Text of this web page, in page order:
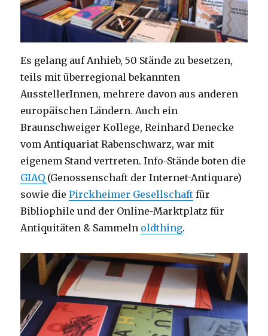
Es gelang auf Anhieb, 50 Stände zu besetzen,
teils mit überregional bekannten
AusstellerInnen, mehrere davon aus anderen
europäischen Ländern. Auch ein
Braunschweiger Kollege, Reinhard Denecke
vom Antiquariat Rabenschwarz, war mit
eigenem Stand vertreten. Info-Stände boten die
GIAQ (Genossenschaft der Internet-Antiquare)
sowie diePirckheimer Gesellschaft für
Bibliophile und der Online-Marktplatz für
Antiquitäten & Sammeln oldthing.